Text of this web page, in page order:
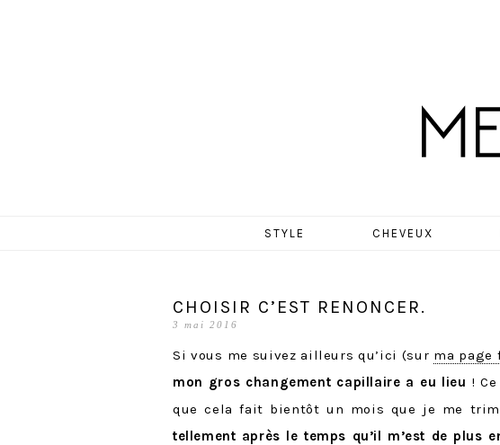
STYLE CHEVEUX
CHOISIR C’EST RENONCER.
3 mai 2016
Si vous me suivez ailleurs qu’ici (sur ma page
mon gros changement capillaire a eu lieu !
que cela fait bientôt un mois que je me
tellement après le temps qu’il m’est de plus